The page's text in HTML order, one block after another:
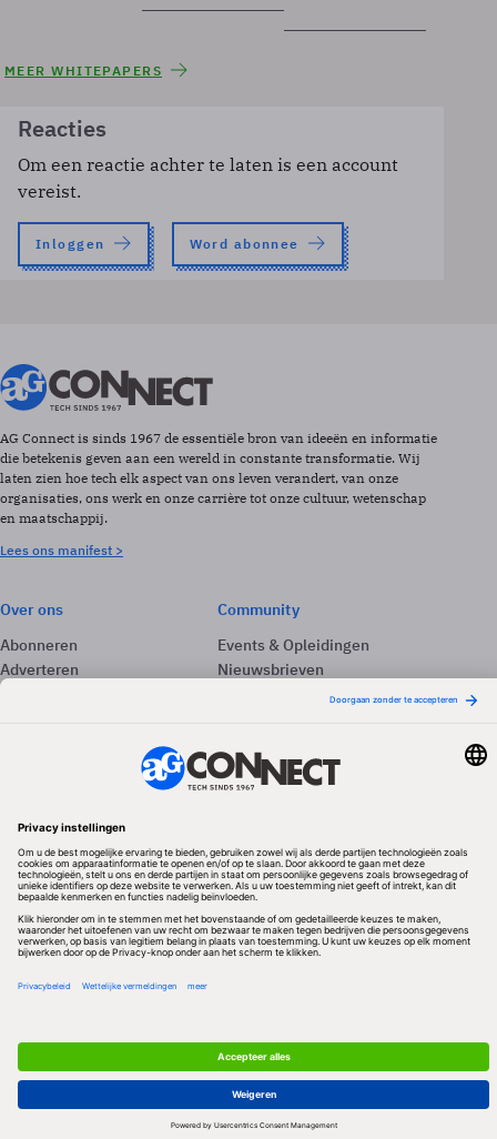
MEER WHITEPAPERS
Reacties
Om een reactie achter te laten is een account
vereist.
Inloggen Word abonnee
AG Connect is sinds 1967 de essentiële bron van ideeën en informatie
die betekenis geven aan een wereld in constante transformatie. Wij
laten zien hoe tech elk aspect van ons leven verandert, van onze
organisaties, ons werk en onze carrière tot onze cultuur, wetenschap
en maatschappij.
Lees ons manifest >
Over ons
Abonneren
Adverteren
Community
Events & Opleidingen
Nieuwsbrieven
Redactionele partner
Privacy & Cookies